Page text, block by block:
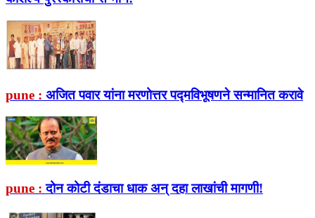
pune : अजित पवार यांना मरणोत्तर पद्मविभूषणने सन्मानित करावे
pune : दोन कोटी दंडाचा धाक अन् दहा लाखांची मागणी!